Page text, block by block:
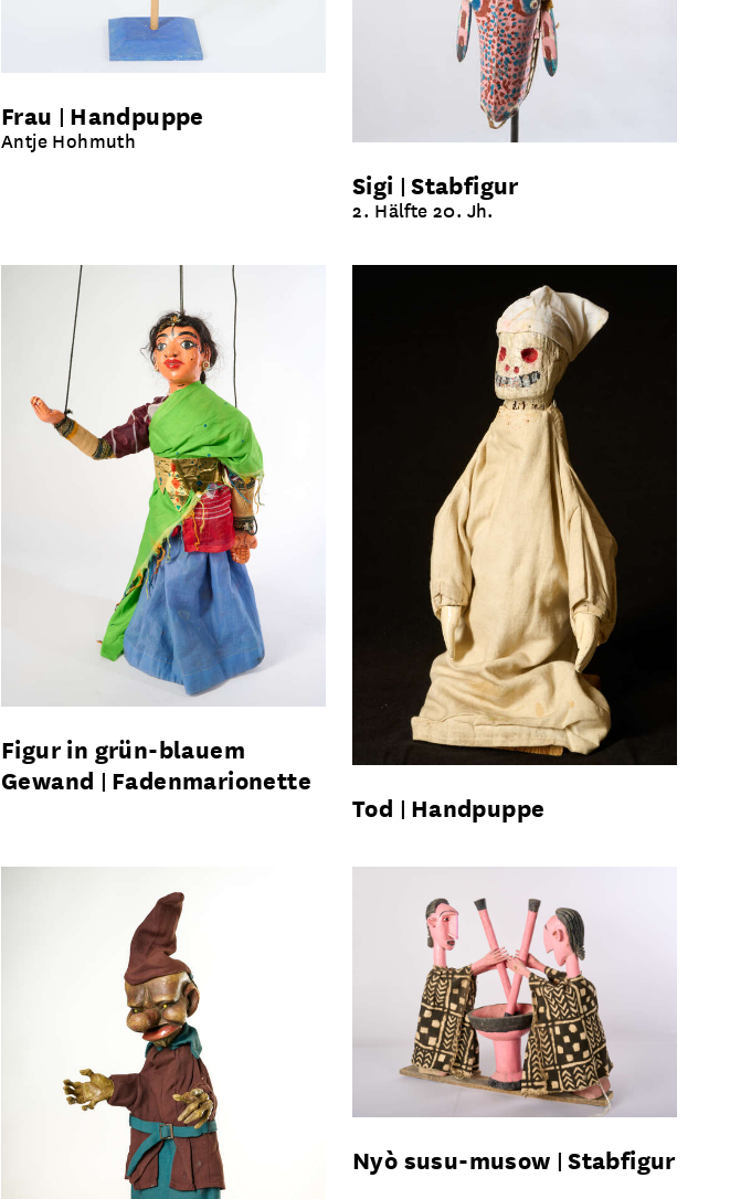
Frau Handpuppe
Antje Hohmuth
Sigi Stabfigur
2. Hälfte 20. Jh.
Figur in grün-blauem
Gewand Fadenmarionette
Tod Handpuppe
Nyò susu-musow Stabfigur